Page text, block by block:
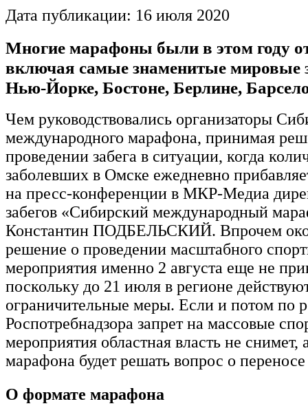
Дата публикации: 16 июля 2020
Многие марафоны были в этом году
включая самые знаменитые мировые
Нью-Йорке, Бостоне, Берлине,
Чем руководствовались организаторы
международного марафона, принимая
проведении забега в ситуации, когда
заболевших в Омске ежедневно
на пресс-конференции в МКР-Медиа
забегов «Сибирский международный
Константин ПОДБЕЛЬСКИЙ. Впрочем
решение о проведении масштабного
мероприятия именно 2 августа еще не
поскольку до 21 июля в регионе
ограничительные меры. Если и потом по
Роспотребнадзора запрет на массовые
мероприятия областная власть не снимет,
марафона будет решать вопрос о переносе
О формате марафона